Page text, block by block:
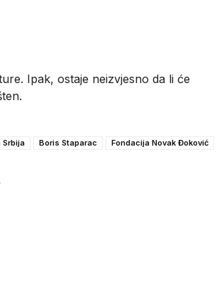
Ipak, ostaje neizvjesno da li će
Srbija Boris Staparac
Fondacija Novak Đoković